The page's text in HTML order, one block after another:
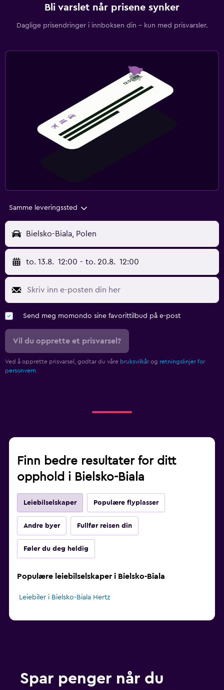
Bli varslet når prisene synker
Daglige prisendringer i innboksen din – kun med prisvarsler.
Samme leveringssted
Bielsko-Biala, Polen
to. 13.8. 12:00 - to. 20.8. 12:00
Send meg momondo sine favorittilbud på e-post
Vil du opprette et prisvarsel?
Ved å opprette prisvarsel, godtar du våre bruksvilkår og retningslinjer for
personvern.
Finn bedre resultater for ditt
opphold i Bielsko-Biala
Leiebilselskaper Populære flyplasser
Andre byer Fullfør reisen din
Føler du deg heldig
Populære leiebilselskaper i Bielsko-Biala
Leiebiler i Bielsko-Biala Hertz
Spar penger når du